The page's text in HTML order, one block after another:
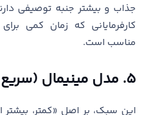
جذاب و بیشتر جنبه توصیفی
کارفرمایانی که زمان کمی
مناسب است.
۵. مدل مینیمال (سریع و گویا)
این سبک، بر اصل «کمتر،